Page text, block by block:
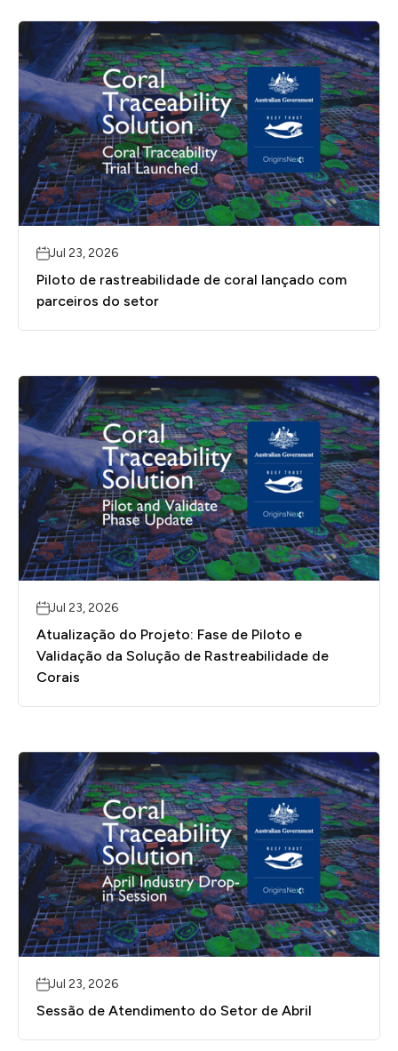
Jul 23, 2026
Piloto de rastreabilidade de coral lançado com
parceiros do setor
Jul 23, 2026
Atualização do Projeto: Fase de Piloto e
Validação da Solução de Rastreabilidade de
Corais
Jul 23, 2026
Sessão de Atendimento do Setor de Abril